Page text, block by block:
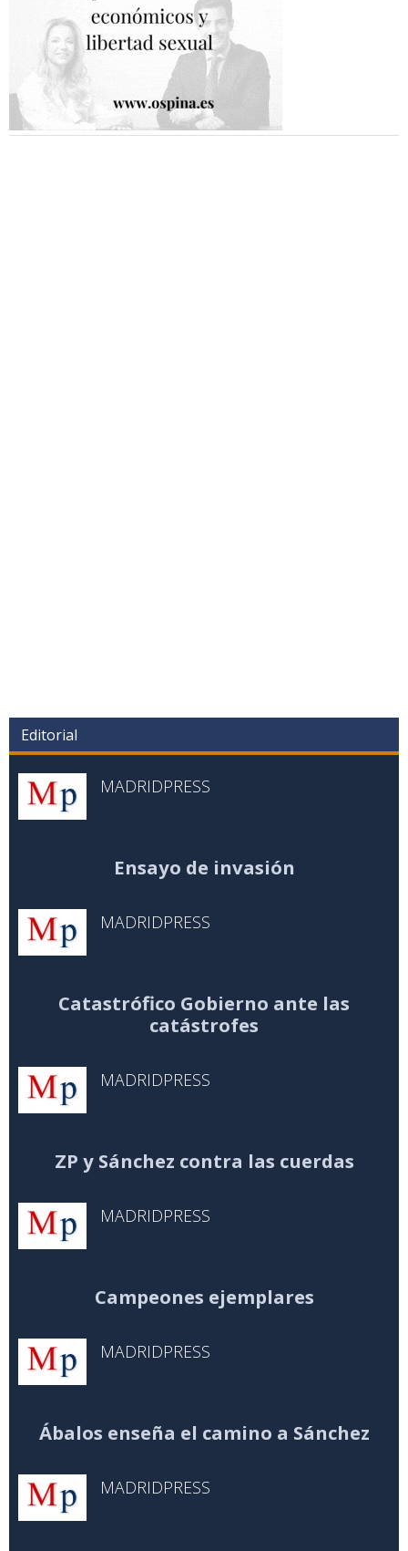
Editorial
MADRIDPRESS
Ensayo de invasión
MADRIDPRESS
Catastrófico Gobierno ante las
catástrofes
MADRIDPRESS
ZP y Sánchez contra las cuerdas
MADRIDPRESS
Campeones ejemplares
MADRIDPRESS
Ábalos enseña el camino a Sánchez
MADRIDPRESS